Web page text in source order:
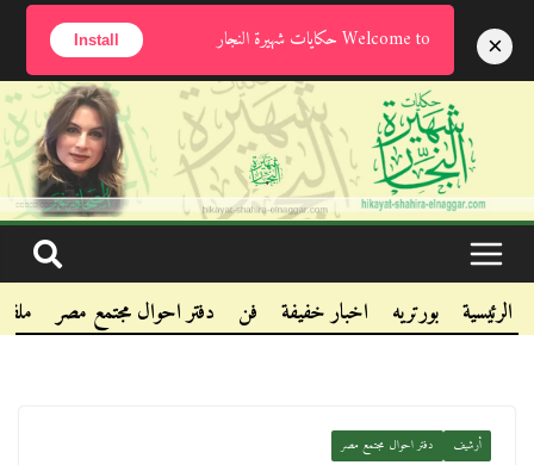
الخميس, أغسطس 6, 2026
.
.
.
الرئيسية بورتريه اخبار خفيفة فن دفتر احوال مجتمع مصر
أرشيف دفتر احوال مجتمع مصر
Welcome to حكايات شهيرة النجار Install ×